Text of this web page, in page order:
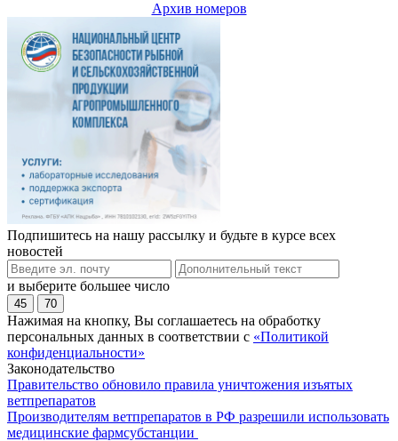
Архив номеров
Подпишитесь на нашу рассылку и будьте в курсе всех
новостей
и выберите большее число
45 70
Нажимая на кнопку, Вы соглашаетесь на обработку
персональных данных в соответствии с «Политикой
конфиденциальности»
Законодательство
Правительство обновило правила уничтожения изъятых
ветпрепаратов
Производителям ветпрепаратов в РФ разрешили использовать
медицинские фармсубстанции